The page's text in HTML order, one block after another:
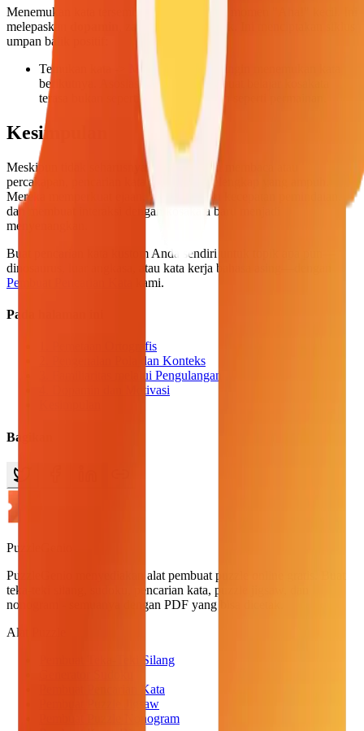
Menemukan kata tersembunyi memberikan momen "Aha!" kecil. Ini
melepaskan
, zat kimia hadiah otak. Ini menciptakan siklus
umpan balik positif:
Temukan kata -> Merasa senang -> Ingin menemukan kata
berikutnya. Asosiasi positif ini membuat belajar kosakata
terasa bukan seperti beban melainkan seperti permainan.
Kesimpulan
Meskipun tidak seharusnya menggantikan membaca atau
percakapan, pencarian kata adalah alat pelengkap yang ampuh.
Mereka memperkuat ejaan, meningkatkan kecepatan pemindaian,
dan membuat interaksi dengan kosakata baru menjadi
menyenangkan.
Buat pencarian kata kustom Anda sendiri untuk topik apa pun—
dinosaurus, luar angkasa, atau kata kerja bahasa asing—dengan
Pembuat Pencarian Kata
kami.
Pada halaman ini
1. Pemetaan Ortografis
2. Pengenalan Pola dan Konteks
3. Familiaritas melalui Pengulangan
4. Dopamin dan Motivasi
Bagikan
PuzzleGenio
PuzzleGenio menyediakan alat pembuat puzzle online gratis. Buat
teka-teki silang, sudoku, pencarian kata, puzzle jigsaw, dan
nonogram - semuanya dengan PDF yang bisa dicetak.
Alat Puzzle
Pembuat Teka-Teki Silang
Pembuat Pencarian Kata
Pembuat Puzzle Jigsaw
Pembuat Puzzle Nonogram